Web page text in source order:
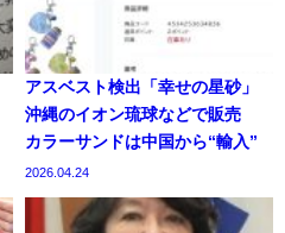
アスベスト検出「幸せの星砂」
沖縄のイオン琉球などで販売
カラーサンドは中国から“輸入”
2026.04.24